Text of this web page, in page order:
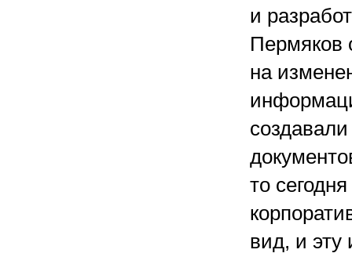
и
Пермяков
на
то
вид, и